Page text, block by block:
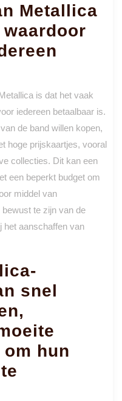
Metallica
is dat het vaak
iedereen betaalbaar is.
de band willen kopen,
hoge prijskaartjes, vooral
collecties. Dit kan een
een beperkt budget om
middel van
te zijn van de
het aanschaffen van
snel
hun